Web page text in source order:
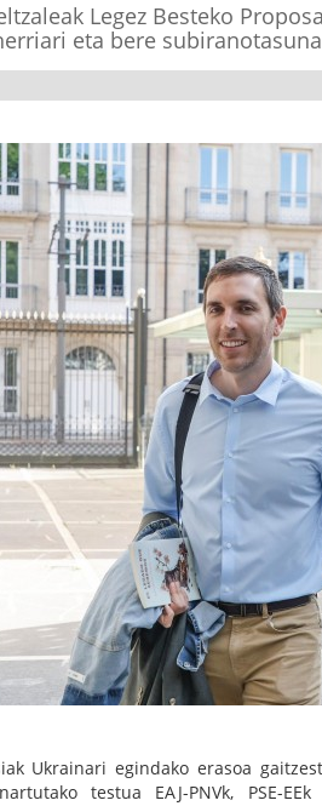
Legez Besteko
eta bere
Ukrainari egindako erasoa
testua EAJ-PNVk, PSE-